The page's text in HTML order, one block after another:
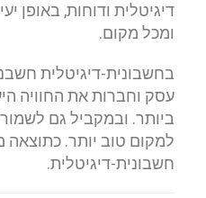
דיגיטלית ודוחות, באופן
ומכל מקום.
בחשבונית-דיגיטלית
עסק וחברות את החוויה
ביותר. ובמקביל גם
למקום טוב יותר.
חשבונית-דיגיטלית.